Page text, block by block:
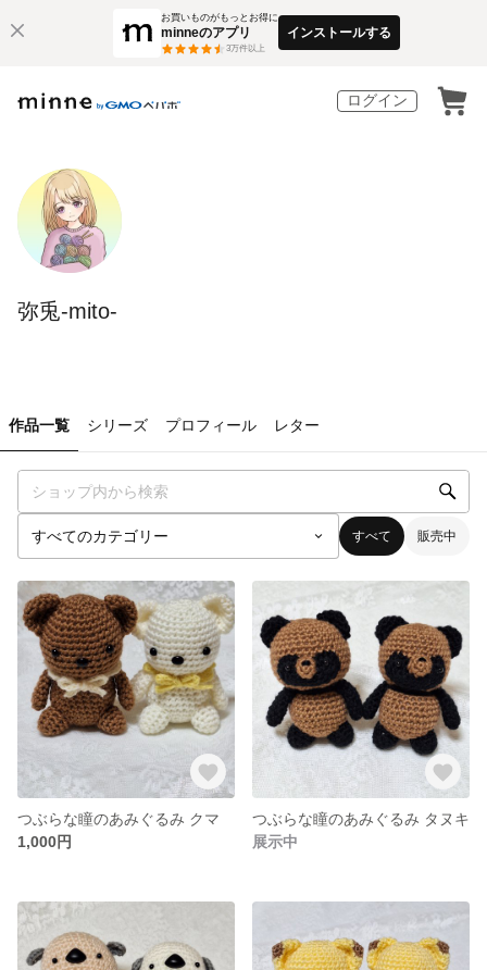
お買いものがもっとお得に
minneのアプリ
3万件以上
インストールする
ログイン
弥兎-mito-
作品一覧 シリーズ プロフィール レター
すべて 販売中
つぶらな瞳のあみぐるみ クマ
1,000円
つぶらな瞳のあみぐるみ タヌキ
展示中